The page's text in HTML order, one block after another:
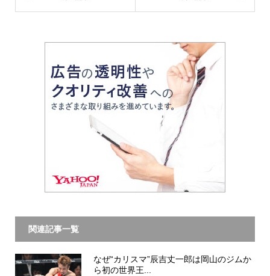
関連記事一覧
なぜ“カリスマ”辰吉丈一郎は岡山のジムか
ら初の世界王...